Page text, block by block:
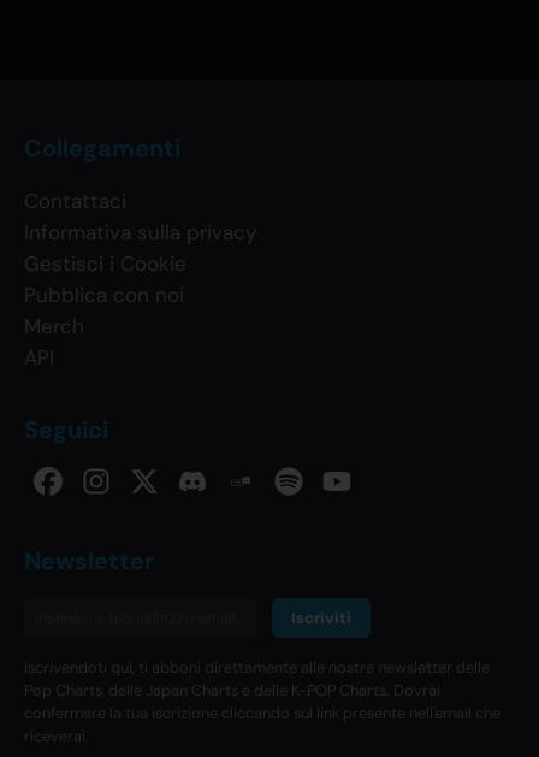
Collegamenti
Contattaci
Informativa sulla privacy
Gestisci i Cookie
Pubblica con noi
Merch
API
Seguici
Newsletter
Iscriviti
Iscrivendoti qui, ti abboni direttamente alle nostre newsletter delle
Pop Charts, delle Japan Charts e delle K-POP Charts. Dovrai
confermare la tua iscrizione cliccando sul link presente nell'email che
riceverai.